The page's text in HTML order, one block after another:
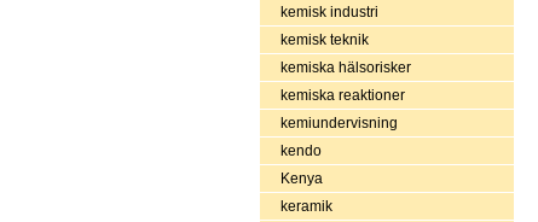
kemisk industri
kemisk teknik
kemiska hälsorisker
kemiska reaktioner
kemiundervisning
kendo
Kenya
keramik